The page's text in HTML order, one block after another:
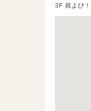
3F 就よび